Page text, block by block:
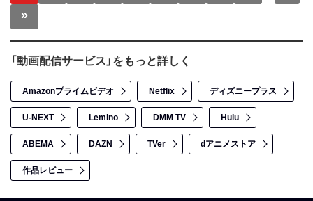
»最終ページ
「動画配信サービス」をもっと詳しく
Amazonプライムビデオ Netflix ディズニープラス
U-NEXT Lemino DMM TV Hulu
ABEMA DAZN TVer dアニメストア
作品レビュー